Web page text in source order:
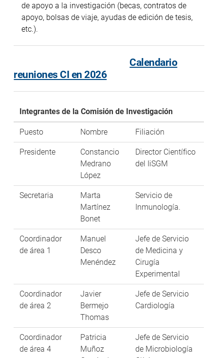
de apoyo a la investigación (becas, contratos de
apoyo, bolsas de viaje, ayudas de edición de tesis,
etc.).
Calendario
reuniones CI en 2026
Integrantes de la Comisión de Investigación
Puesto Nombre Filiación
Presidente
Constancio
Medrano
López
Director Científico
del IiSGM
Secretaria
Marta
Martínez
Bonet
Servicio de
Inmunología.
Coordinador
de área 1
Manuel
Desco
Menéndez
Jefe de Servicio
de Medicina y
Cirugía
Experimental
Coordinador
de área 2
Javier
Bermejo
Thomas
Jefe de Servicio
Cardiología
Coordinador
de área 4
Patricia
Muñoz
Jefe de Servicio
de Microbiología